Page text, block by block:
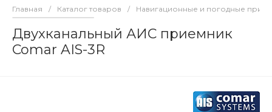
Главная / Каталог товаров / Навигационные и погодные
Двухканальный АИС приемник
Comar AIS-3R